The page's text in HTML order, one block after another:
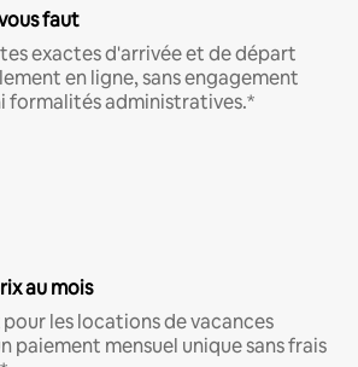
faut
exactes d'arrivée et de départ
en ligne, sans engagement
formalités administratives.*
au mois
les locations de vacances
paiement mensuel unique sans frais